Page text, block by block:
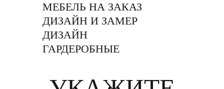
МЕБЕЛЬ НА ЗАКАЗ
ДИЗАЙН И ЗАМЕР
ДИЗАЙН
ГАРДЕРОБНЫЕ